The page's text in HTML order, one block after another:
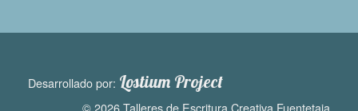
Desarrollado por: Lostium Project